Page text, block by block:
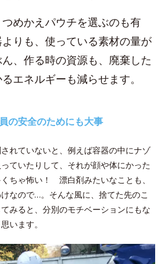
めかえパウチを選ぶのも有
りも、使っている素材の量が
、作る時の資源も、廃棄した
エネルギーも減らせます。
の安全のためにも大事
れていないと、例えば容器の中にナゾ
ていたりして、それが顔や体にかった
ちゃ怖い！ 漂白剤みたいなことも、
なので…。そんな風に、捨てた先のこ
みると、分別のモチベーションにもな
います。